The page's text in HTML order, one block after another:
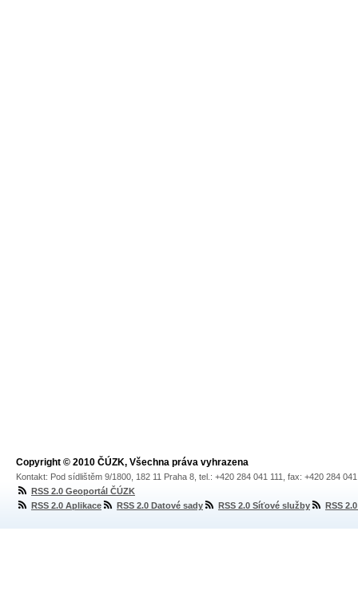
Copyright © 2010 ČÚZK, Všechna práva vyhrazena
Kontakt: Pod sídlištěm 9/1800, 182 11 Praha 8, tel.: +420 284 041 111, fax: +420 284
RSS 2.0 Geoportál ČÚZK
RSS 2.0 Aplikace
RSS 2.0 Datové sady RSS 2.0 Síťové služby RSS